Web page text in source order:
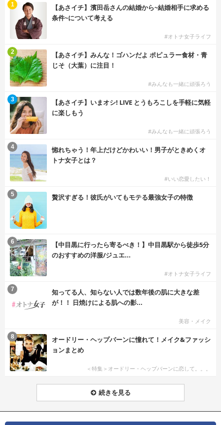
【あさイチ】濱田岳さんの結婚から~結婚相手に求める
条件~について考える
#オトナ女子ライフ
1
【あさイチ】みんな！ゴハンだよ ポピュラー食材・青
じそ（大葉）に注目！
#みんなも一緒に頑張ろう
2
【あさイチ】いまオシ! LIVE とうもろこしを手軽に気軽
に楽しもう
#みんなも一緒に頑張ろう
3
惚れちゃう！年上だけどかわいい！男子がときめくオ
トナ女子とは？
#いい恋愛したい！
4
贅沢すぎる！彼氏がいてもモテる最強女子の特徴
5
【中目黒に行ったら寄るべき！】中目黒駅から徒歩5分
のおすすめの洋服/ジュエ...
#オトナ女子ライフ
6
知ってる人、知らない人では数年後の肌に大きな差
が！！ 日焼けによる肌への影...
美容・メイク
7
オードリー・ヘップバーンに憧れて！メイク&ファッシ
ョンまとめ
＜特集＞オードリー・ヘップバーンに恋して。。。
8
続きを見る